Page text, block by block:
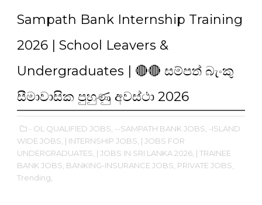
Sampath Bank Internship Training
2026 | School Leavers &
Undergraduates | 🔴🔴 සම්පත් බැංකු
සීමාවාසික පුහුණු අවස්ථා 2026
- OL QUALIFIED JOBS, --SAMPATH BANK JOBS, -ISLAND
WIDE JOBS, | INTERNSHIP JOBS, | JOBS FOR
UNDERGRADUATES, | JOBS IN SRI LANKA 2026, | TRAINEE
BANK JOBS, BANKING-INSURANCE JOBS, PRIVATE JOBS,
Trending,